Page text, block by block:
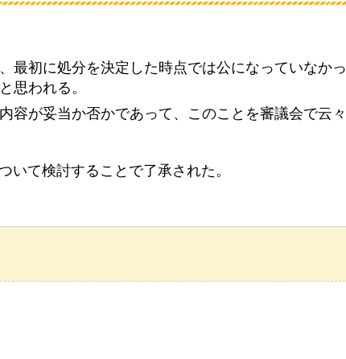
最初に処分を決定した時点では公になっていなかっ
思われる。
容が妥当か否かであって、このことを審議会で云々
いて検討することで了承された。